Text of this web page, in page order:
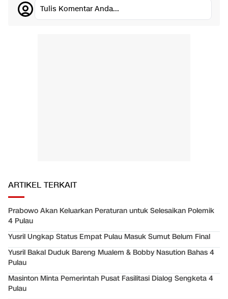
Tulis Komentar Anda...
ARTIKEL TERKAIT
Prabowo Akan Keluarkan Peraturan untuk Selesaikan Polemik
4 Pulau
Yusril Ungkap Status Empat Pulau Masuk Sumut Belum Final
Yusril Bakal Duduk Bareng Mualem & Bobby Nasution Bahas 4
Pulau
Masinton Minta Pemerintah Pusat Fasilitasi Dialog Sengketa 4
Pulau